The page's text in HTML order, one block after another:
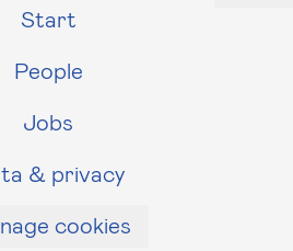
Start
People
Jobs
& privacy
cookies